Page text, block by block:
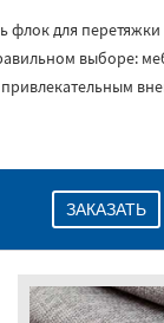
флок для
выборе:
привлекательным
ЗАКАЗАТЬ